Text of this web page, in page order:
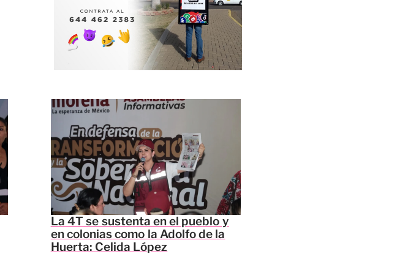
La 4T se sustenta en el pueblo y
en colonias como la Adolfo de la
Huerta: Celida López